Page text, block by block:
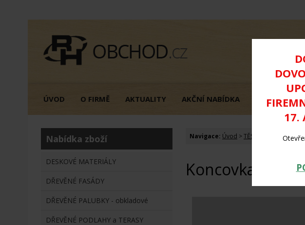
17.
ÚVOD O FIRMĚ AKTUALITY AKČNÍ NABÍDKA OBCHODNÍ
Nabídka zboží
DESKOVÉ MATERIÁLY
DŘEVĚNÉ FASÁDY
DŘEVĚNÉ PALUBKY - obkladové
DŘEVĚNÉ PODLAHY a TERASY
Navigace: Úvod >TĚSNĚNÍ,
Koncovka pro